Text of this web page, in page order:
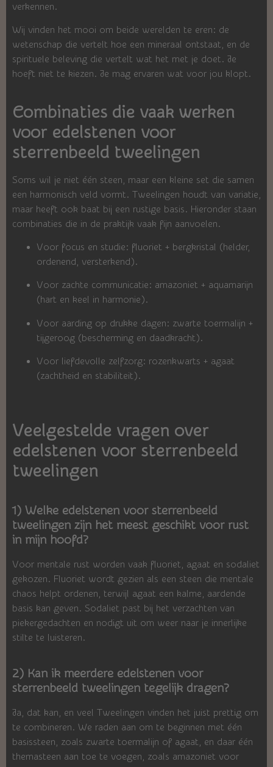
verkennen.
Wij vinden het mooi om beide werelden te eren: de
wetenschap die vertelt hoe een mineraal ontstaat, en de
spirituele beleving die vertelt wat het met je doet. Je
hoeft niet te kiezen. Je mag ervaren wat voor jou klopt.
Combinaties die vaak werken
voor edelstenen voor
sterrenbeeld tweelingen
Soms wil je niet één steen, maar een kleine set die samen
een harmonisch veld vormt. Tweelingen houdt van variatie,
maar heeft ook baat bij een rustige basis. Hieronder staan
combinaties die in de praktijk vaak fijn aanvoelen.
Voor focus en studie: fluoriet + bergkristal (helder,
ordenend, versterkend).
Voor zachte communicatie: amazoniet + aquamarijn
(hart en keel in harmonie).
Voor aarding op drukke dagen: zwarte toermalijn +
tijgeroog (bescherming en daadkracht).
Voor liefdevolle zelfzorg: rozenkwarts + agaat
(zachtheid en stabiliteit).
Veelgestelde vragen over
edelstenen voor sterrenbeeld
tweelingen
1) Welke edelstenen voor sterrenbeeld
tweelingen zijn het meest geschikt voor rust
in mijn hoofd?
Voor mentale rust worden vaak fluoriet, agaat en sodaliet
gekozen. Fluoriet wordt gezien als een steen die mentale
chaos helpt ordenen, terwijl agaat een kalme, aardende
basis kan geven. Sodaliet past bij het verzachten van
piekergedachten en nodigt uit om weer naar je innerlijke
stilte te luisteren.
2) Kan ik meerdere edelstenen voor
sterrenbeeld tweelingen tegelijk dragen?
Ja, dat kan, en veel Tweelingen vinden het juist prettig om
te combineren. We raden aan om te beginnen met één
basissteen, zoals zwarte toermalijn of agaat, en daar één
themasteen aan toe te voegen, zoals amazoniet voor